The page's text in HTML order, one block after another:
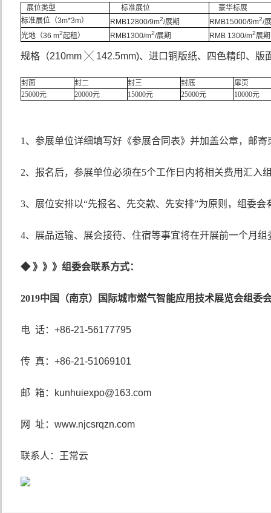
展位类型 标准展位
豪华标展
标准展位（3m*3m） RMB12800/9m2/展期 RMB15000/9m2/
光地（36 m2起租） RMB1300/m2/展期 RMB 1300/m2展期
规格（210mm ╳ 142.5mm)、进口铜版纸、四色精印、版
封面 封二 封三 封底
扉页
25000元 20000元 15000元 25000元 10000元
1、参展单位详细填写好《参展合同表》并加盖公章，邮
2、报名后，参展单位必须在5个工作日内将相关费用汇入
3、展位安排以“先报名、先交款、先安排”为原则，组委
4、展品运输、展会接待、住宿等事宜将在开展前一个月
◆ 》》 》 组委会联系方式：
2019中国（南京）国际城市燃气智能应用技术展览会组委
电 话： +86-21-56177795
传 真： +86-21-51069101
邮 箱： kunhuiexpo@163.com
网 址： www.njcsrqzn.com
联系人：王常云